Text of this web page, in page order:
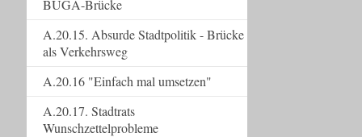
BUGA-Brücke
A.20.15. Absurde Stadtpolitik - Brücke
als Verkehrsweg
A.20.16 "Einfach mal umsetzen"
A.20.17. Stadtrats
Wunschzettelprobleme